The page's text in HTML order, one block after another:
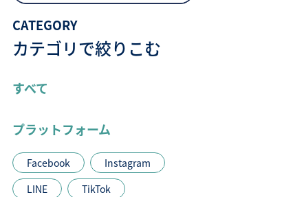
CATEGORY
カテゴリで絞りこむ
すべて
プラットフォーム
Facebook
Instagram
LINE
TikTok